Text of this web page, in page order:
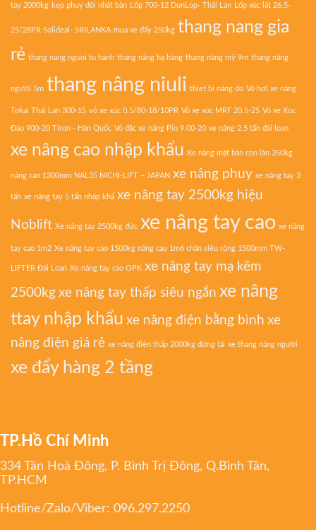
tay 2000kg kẹp phuy đôi nhật bản Lốp 700-12 DunLop- Thái Lan Lốp xúc lật 26.5-
25/28PR Solideal- SRILANKA mua xe đẩy 250kg thang nang gia
rẻ thang nang nguoi tu hanh thang nâng hạ hàng thang nâng mỹ 9m thang nâng
người 5m thang nâng niuli thiet bi nâng do Vỏ hơi xe nâng
Tokai Thái Lan 300-15 vỏ xe xúc 0.5/80-18/10PR Vỏ xe xúc MRF 20.5-25 Vỏ xe Xúc
Đào 900-20 Tiron - Hàn Quốc Vỏ đặc xe nâng Pio 9.00-20 xe nâng 2.5 tấn đài loan
xe nâng cao nhập khẩu Xe nâng mặt bàn con lăn 350kg
nâng cao 1300mm NAL35 NICHI-LIFT – JAPAN xe nâng phuy xe nâng tay 3
tấn xe nâng tay 5 tấn nhập khẩ xe nâng tay 2500kg hiệu
Noblift Xe nâng tay 2500kg đức xe nâng tay cao xe nâng
tay cao 1m2 Xe nâng tay cao 1500kg nâng cao 1m6 chân siêu rộng 1500mm TW-
LIFTER Đài Loan Xe nâng tay cao OPK xe nâng tay mạ kẽm
2500kg xe nâng tay thấp siêu ngắn xe nâng
ttay nhập khẩu xe nâng điện bằng bình xe
nâng điện giá rẻ xe nâng điện thấp 2000kg đứng lái xe thang nâng người
xe đẩy hàng 2 tầng
TP.Hồ Chí Minh
334 Tân Hoà Đông, P. Bình Trị Đông, Q.Bình Tân,
TP.HCM
Hotline/Zalo/Viber: 096.297.2250